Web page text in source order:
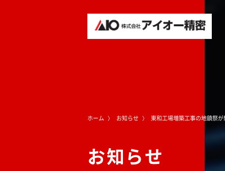
ホーム お知らせ 東和工場増築工事の地鎮祭
お知らせ